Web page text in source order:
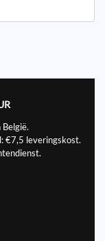
€7,5 leveringskost.